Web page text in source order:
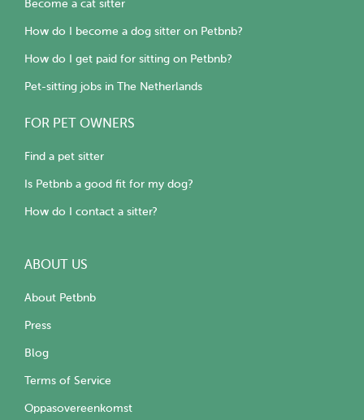
Become a cat sitter
How do I become a dog sitter on Petbnb?
How do I get paid for sitting on Petbnb?
Pet-sitting jobs in The Netherlands
FOR PET OWNERS
Find a pet sitter
Is Petbnb a good fit for my dog?
How do I contact a sitter?
ABOUT US
About Petbnb
Press
Blog
Terms of Service
Oppasovereenkomst